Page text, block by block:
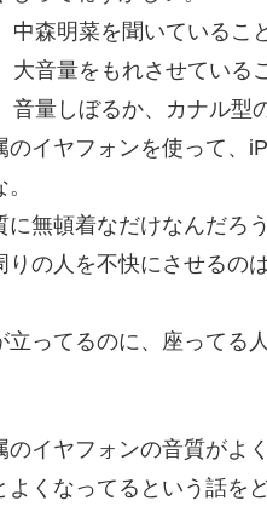
中森明菜を聞いているこ
大音量をもれさせている
音量しぼるか、カナル型
イヤフォンを使って、
無頓着なだけなんだろ
の人を不快にさせるの
ってるのに、座ってる
イヤフォンの音質がよ
よくなってるという話を